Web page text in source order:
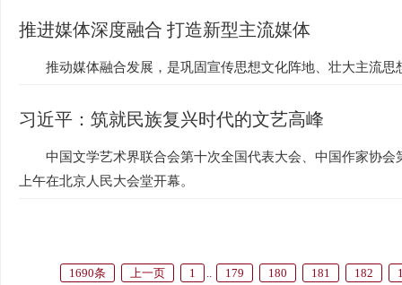
推进媒体深度融合 打造新型主流媒体
推动媒体融合发展，是巩固宣传思想文化阵地、壮大主流思
习近平：筑就民族复兴时代的文艺高峰
中国文学艺术界联合会第十次全国代表大会、中国作家协会
上午在北京人民大会堂开幕。
1690条 上一页 1 .. 179 180 181 182